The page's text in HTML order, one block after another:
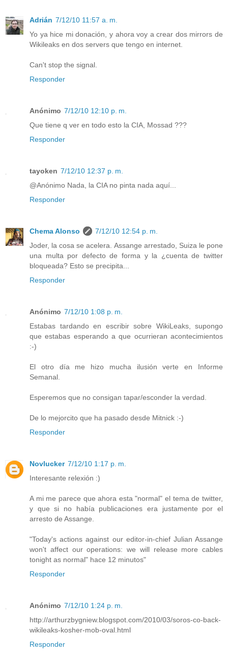
Adrián 7/12/10 11:57 a. m.
Yo ya hice mi donación, y ahora voy a crear dos mirrors de
Wikileaks en dos servers que tengo en internet.
Can't stop the signal.
Responder
Anónimo 7/12/10 12:10 p. m.
Que tiene q ver en todo esto la CIA, Mossad ???
Responder
tayoken 7/12/10 12:37 p. m.
@Anónimo Nada, la CIA no pinta nada aquí...
Responder
Chema Alonso
7/12/10 12:54 p. m.
Joder, la cosa se acelera. Assange arrestado, Suiza le pone
una multa por defecto de forma y la ¿cuenta de twitter
bloqueada? Esto se precipita...
Responder
Anónimo 7/12/10 1:08 p. m.
Estabas tardando en escribir sobre WikiLeaks, supongo
que estabas esperando a que ocurrieran acontecimientos
:-)
El otro día me hizo mucha ilusión verte en Informe
Semanal.
Esperemos que no consigan tapar/esconder la verdad.
De lo mejorcito que ha pasado desde Mitnick :-)
Responder
Novlucker 7/12/10 1:17 p. m.
Interesante relexión :)
A mi me parece que ahora esta "normal" el tema de twitter,
y que si no había publicaciones era justamente por el
arresto de Assange.
"Today's actions against our editor-in-chief Julian Assange
won't affect our operations: we will release more cables
tonight as normal" hace 12 minutos"
Responder
Anónimo 7/12/10 1:24 p. m.
http://arthurzbygniew.blogspot.com/2010/03/soros-co-back-
wikileaks-kosher-mob-oval.html
Responder